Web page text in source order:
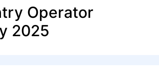
Operator
2025